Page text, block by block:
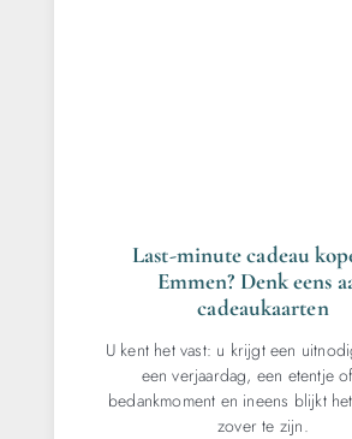
Last-minute cadeau
Emmen? Denk eens
cadeaukaarten
U kent het vast: u krijgt een
een verjaardag, een etentje
bedankmoment en ineens blijkt
zover te zijn.